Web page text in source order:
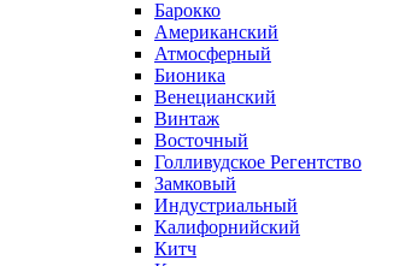
Барокко
Американский
Атмосферный
Бионика
Венецианский
Винтаж
Восточный
Голливудское Регентство
Замковый
Индустриальный
Калифорнийский
Китч